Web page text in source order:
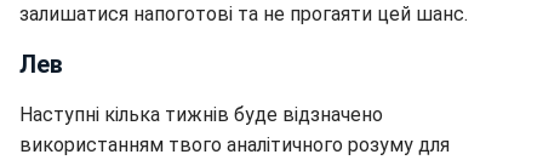
залишатися напоготові та не прогаяти цей шанс.
Лев
Наступні кілька тижнів буде відзначено
використанням твого аналітичного розуму для